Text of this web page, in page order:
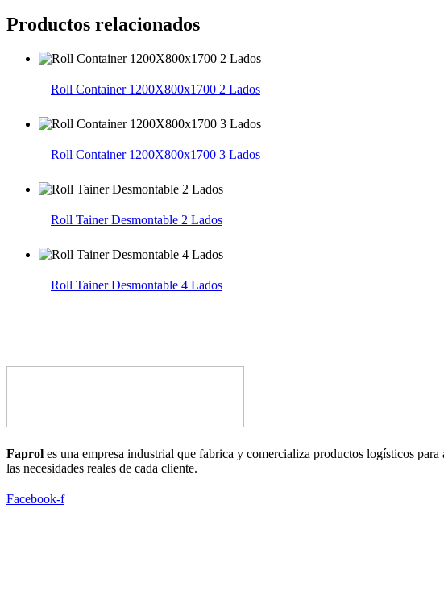
Productos relacionados
Roll Container 1200X800x1700 2 Lados
Roll Container 1200X800x1700 3 Lados
Roll Tainer Desmontable 2 Lados
Roll Tainer Desmontable 4 Lados
Faprol es una empresa industrial que fabrica y comercializa productos logísticos
las necesidades reales de cada cliente.
Facebook-f